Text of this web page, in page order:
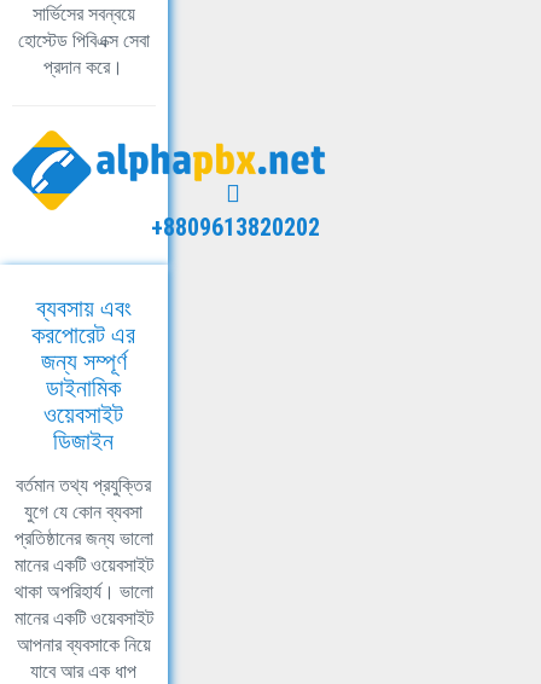
সার্ভিসের সবন্বয়ে
হোস্টেড পিবিএক্স সেবা
প্রদান করে।
+8809613820202
ব্যবসায় এবং
করপোরেট এর
জন্য সম্পূর্ণ
ডাইনামিক
ওয়েবসাইট
ডিজাইন
বর্তমান তথ্য প্রযুক্তির
যুগে যে কোন ব্যবসা
প্রতিষ্ঠানের জন্য ভালো
মানের একটি ওয়েবসাইট
থাকা অপরিহার্য। ভালো
মানের একটি ওয়েবসাইট
আপনার ব্যবসাকে নিয়ে
যাবে আর এক ধাপ